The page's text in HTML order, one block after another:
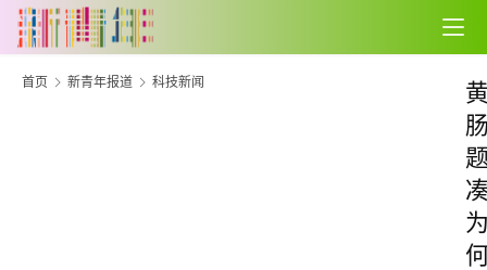
首页 新青年报道 科技新闻